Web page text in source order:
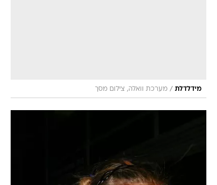
מידלדלת / מערכת וואלה, צילום מסך